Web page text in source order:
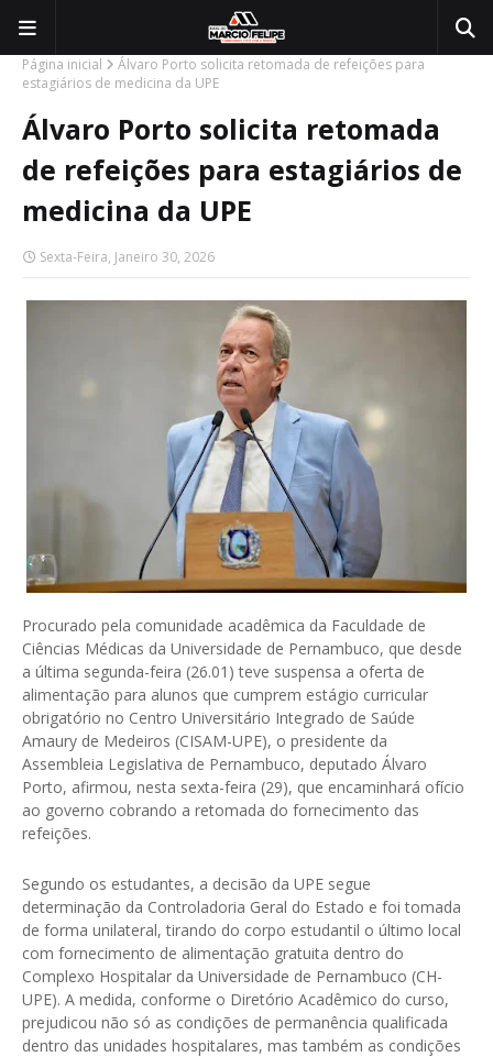
Página inicial
Álvaro Porto solicita retomada de refeições para
estagiários de medicina da UPE
Álvaro Porto solicita retomada
de refeições para estagiários de
medicina da UPE
Sexta-Feira, Janeiro 30, 2026
Procurado pela comunidade acadêmica da Faculdade de
Ciências Médicas da Universidade de Pernambuco, que desde
a última segunda-feira (26.01) teve suspensa a oferta de
alimentação para alunos que cumprem estágio curricular
obrigatório no Centro Universitário Integrado de Saúde
Amaury de Medeiros (CISAM-UPE), o presidente da
Assembleia Legislativa de Pernambuco, deputado Álvaro
Porto, afirmou, nesta sexta-feira (29), que encaminhará ofício
ao governo cobrando a retomada do fornecimento das
refeições.
Segundo os estudantes, a decisão da UPE segue
determinação da Controladoria Geral do Estado e foi tomada
de forma unilateral, tirando do corpo estudantil o último local
com fornecimento de alimentação gratuita dentro do
Complexo Hospitalar da Universidade de Pernambuco (CH-
UPE). A medida, conforme o Diretório Acadêmico do curso,
prejudicou não só as condições de permanência qualificada
dentro das unidades hospitalares, mas também as condições